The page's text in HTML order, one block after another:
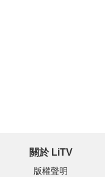
關於 LiTV
版權聲明